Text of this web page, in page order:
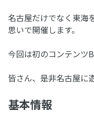
名古屋だけでなく東海
思いで開催します。
今回は初のコンテンツ
皆さん、是非名古屋に
基本情報